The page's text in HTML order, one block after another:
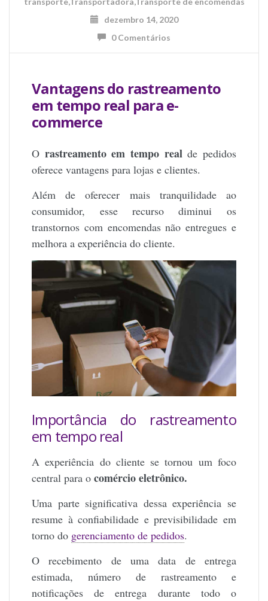
dezembro 14, 2020
0 Comentários
Vantagens do rastreamento
em tempo real para e-
commerce
O rastreamento em tempo real de pedidos
oferece vantagens para lojas e clientes.
Além de oferecer mais tranquilidade ao
consumidor, esse recurso diminui os
transtornos com encomendas não entregues e
melhora a experiência do cliente.
Importância do rastreamento
em tempo real
A experiência do cliente se tornou um foco
central para ocomércio eletrônico.
Uma parte significativa dessa experiência se
resume à confiabilidade e previsibilidade em
torno do gerenciamento de pedidos.
O recebimento de uma data de entrega
estimada, número de rastreamento e
notificações de entrega durante todo o